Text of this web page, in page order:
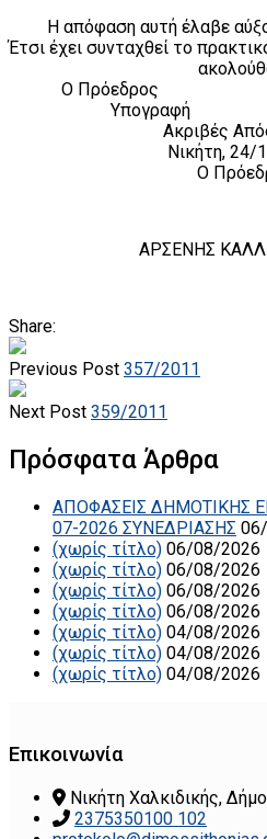
Η απόφαση αυτή έλαβε
Έτσι έχει συνταχθεί το
Ο
Υπογραφή
Ακριβές
Νικήτη, 24/
Ο
ΑΡΣΕΝΗΣ
Share:
Previous Post 357/2011
Next Post 359/2011
Πρόσφατα Άρθρα
ΑΠΟΦΑΣΕΙΣ ΔΗΜΟΤΙΚΗΣ
07-2026 ΣΥΝΕΔΡΙΑΣΗΣ
(χωρίς τίτλο) 06/08/2026
(χωρίς τίτλο) 06/08/2026
(χωρίς τίτλο) 06/08/2026
(χωρίς τίτλο) 06/08/2026
(χωρίς τίτλο) 04/08/2026
(χωρίς τίτλο) 04/08/2026
(χωρίς τίτλο) 04/08/2026
Επικοινωνία
Νικήτη Χαλκιδικής,
2375350100 102